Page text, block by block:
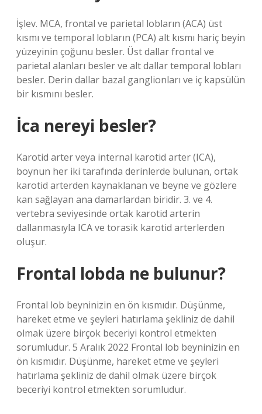
İşlev. MCA, frontal ve parietal lobların (ACA) üst
kısmı ve temporal lobların (PCA) alt kısmı hariç beyin
yüzeyinin çoğunu besler. Üst dallar frontal ve
parietal alanları besler ve alt dallar temporal lobları
besler. Derin dallar bazal ganglionları ve iç kapsülün
bir kısmını besler.
İca nereyi besler?
Karotid arter veya internal karotid arter (ICA),
boynun her iki tarafında derinlerde bulunan, ortak
karotid arterden kaynaklanan ve beyne ve gözlere
kan sağlayan ana damarlardan biridir. 3. ve 4.
vertebra seviyesinde ortak karotid arterin
dallanmasıyla ICA ve torasik karotid arterlerden
oluşur.
Frontal lobda ne bulunur?
Frontal lob beyninizin en ön kısmıdır. Düşünme,
hareket etme ve şeyleri hatırlama şekliniz de dahil
olmak üzere birçok beceriyi kontrol etmekten
sorumludur. 5 Aralık 2022 Frontal lob beyninizin en
ön kısmıdır. Düşünme, hareket etme ve şeyleri
hatırlama şekliniz de dahil olmak üzere birçok
beceriyi kontrol etmekten sorumludur.